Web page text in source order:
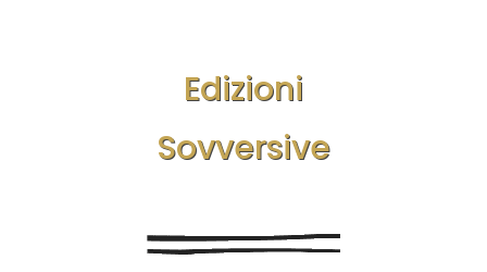
Edizioni
Sovversive